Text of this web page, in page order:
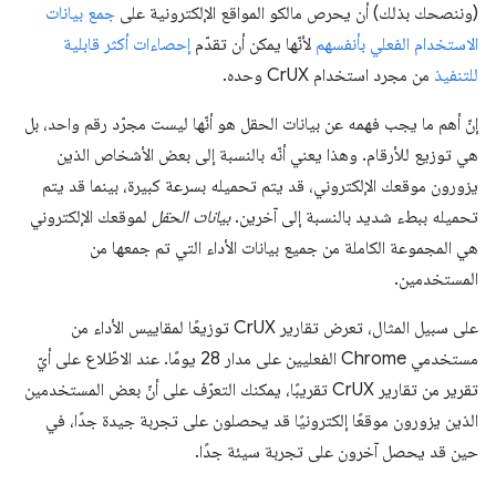
(وننصحك بذلك) أن يحرص مالكو المواقع الإلكترونية على جمع بيانات
الاستخدام الفعلي بأنفسهم لأنّها يمكن أن تقدّم إحصاءات أكثر قابلية
للتنفيذ من مجرد استخدام CrUX وحده.
إنّ أهم ما يجب فهمه عن بيانات الحقل هو أنّها ليست مجرّد رقم واحد، بل
هي توزيع للأرقام. وهذا يعني أنّه بالنسبة إلى بعض الأشخاص الذين
يزورون موقعك الإلكتروني، قد يتم تحميله بسرعة كبيرة، بينما قد يتم
تحميله ببطء شديد بالنسبة إلى آخرين.بيانات الحقل لموقعك الإلكتروني
هي المجموعة الكاملة من جميع بيانات الأداء التي تم جمعها من
المستخدمين.
على سبيل المثال، تعرض تقارير CrUX توزيعًا لمقاييس الأداء من
مستخدمي Chrome الفعليين على مدار 28 يومًا. عند الاطّلاع على أيّ
تقرير من تقارير CrUX تقريبًا، يمكنك التعرّف على أنّ بعض المستخدمين
الذين يزورون موقعًا إلكترونيًا قد يحصلون على تجربة جيدة جدًا، في
حين قد يحصل آخرون على تجربة سيئة جدًا.